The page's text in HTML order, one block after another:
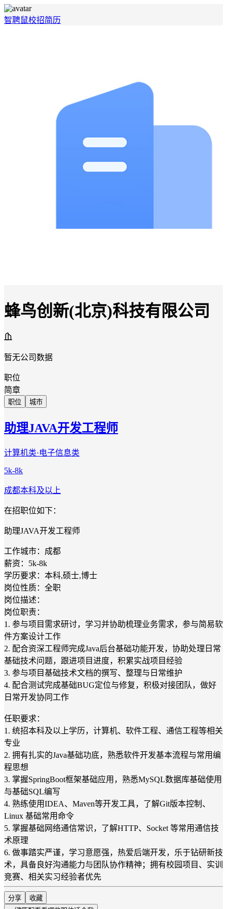
智聘鼠校招简历
蜂鸟创新(北京)科技有限公司
暂无公司数据
职位
简章
职位 城市
助理JAVA开发工程师
计算机类·电子信息类
5k-8k
成都本科及以上
在招职位如下：
助理JAVA开发工程师
工作城市：成都
薪资：5k-8k
学历要求：本科,硕士,博士
岗位性质：全职
岗位描述：
岗位职责：
1. 参与项目需求研讨，学习并协助梳理业务需求，参与简易软
件方案设计工作
2. 配合资深工程师完成Java后台基础功能开发，协助处理日常
基础技术问题，跟进项目进度，积累实战项目经验
3. 参与项目基础技术文档的撰写、整理与日常维护
4. 配合测试完成基础BUG定位与修复，积极对接团队，做好
日常开发协同工作
任职要求：
1. 统招本科及以上学历，计算机、软件工程、通信工程等相关
专业
2. 拥有扎实的Java基础功底，熟悉软件开发基本流程与常用编
程思想
3. 掌握SpringBoot框架基础应用，熟悉MySQL数据库基础使用
与基础SQL编写
4. 熟练使用IDEA、Maven等开发工具，了解Git版本控制、
Linux 基础常用命令
5. 掌握基础网络通信常识，了解HTTP、Socket 等常用通信技
术原理
6. 做事踏实严谨，学习意愿强，热爱后端开发，乐于钻研新技
术，具备良好沟通能力与团队协作精神；拥有校园项目、实训
竞赛、相关实习经验者优先
分享
收藏